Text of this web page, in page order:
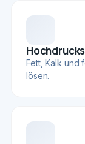
Fett, Kalk und
lösen.